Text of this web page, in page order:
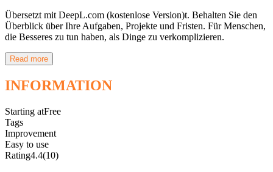
Übersetzt mit DeepL.com (kostenlose Version)t. Behalten Sie den
Überblick über Ihre Aufgaben, Projekte und Fristen. Für Menschen,
die Besseres zu tun haben, als Dinge zu verkomplizieren.
Read more
INFORMATION
Starting atFree
Tags
Improvement
Easy to use
Rating4.4(10)